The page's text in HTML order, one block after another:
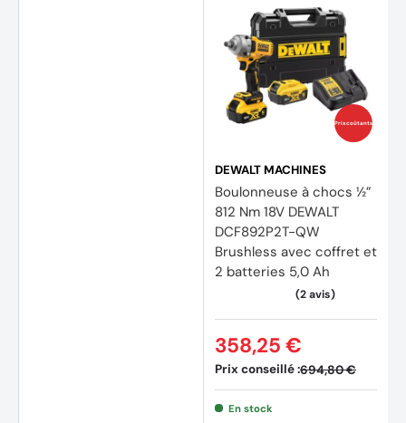
Prix coûtants
DEWALT MACHINES
Boulonneuse à chocs ½”
812 Nm 18V DEWALT
DCF892P2T-QW
Brushless avec coffret et
2 batteries 5,0 Ah
Prix conseillé :694,80 €
358,25 €
En stock